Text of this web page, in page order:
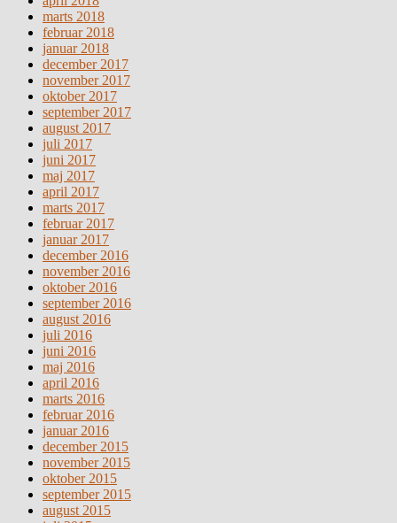
marts 2018
februar 2018
januar 2018
december 2017
november 2017
oktober 2017
september 2017
august 2017
juli 2017
juni 2017
maj 2017
april 2017
marts 2017
februar 2017
januar 2017
december 2016
november 2016
oktober 2016
september 2016
august 2016
juli 2016
juni 2016
maj 2016
april 2016
marts 2016
februar 2016
januar 2016
december 2015
november 2015
oktober 2015
september 2015
august 2015